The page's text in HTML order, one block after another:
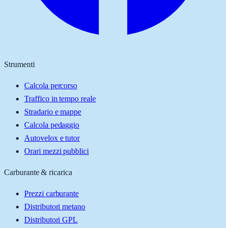
Strumenti
Calcola percorso
Traffico in tempo reale
Stradario e mappe
Calcola pedaggio
Autovelox e tutor
Orari mezzi pubblici
Carburante & ricarica
Prezzi carburante
Distributori metano
Distributori GPL